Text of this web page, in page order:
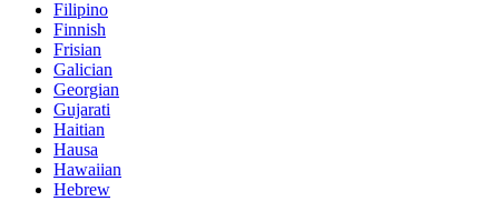
Filipino
Finnish
Frisian
Galician
Georgian
Gujarati
Haitian
Hausa
Hawaiian
Hebrew